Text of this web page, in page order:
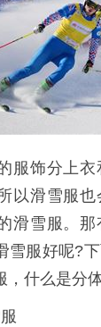
饰分上衣
以滑雪服
滑雪服。
雪服好呢?
什么是分体